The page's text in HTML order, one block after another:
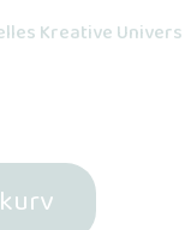
Kreative Univers